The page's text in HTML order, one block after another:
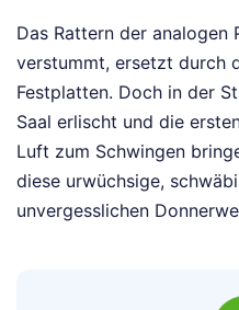
Das Rattern der analogen
verstummt, ersetzt durch
Festplatten. Doch in der
Saal erlischt und die
Luft zum Schwingen
diese urwüchsige,
unvergesslichen